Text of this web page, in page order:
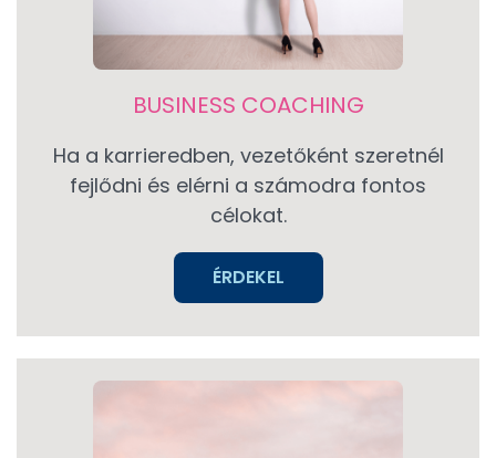
BUSINESS COACHING
Ha a karrieredben, vezetőként szeretnél
fejlődni és elérni a számodra fontos
célokat.
ÉRDEKEL